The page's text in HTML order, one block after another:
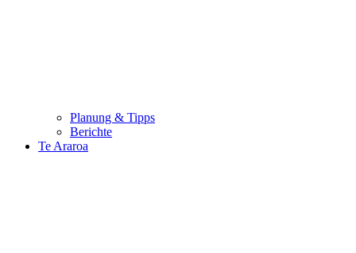
Planung & Tipps
Berichte
Te Araroa